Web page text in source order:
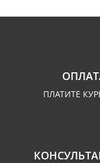
ПЛАТИТЕ